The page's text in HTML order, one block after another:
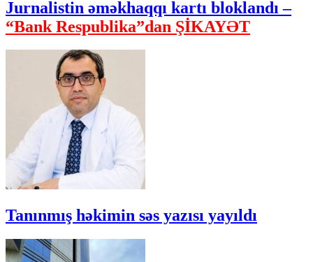
Jurnalistin əməkhaqqı kartı bloklandı –
“Bank Respublika”dan ŞİKAYƏT
Tanınmış həkimin səs yazısı yayıldı